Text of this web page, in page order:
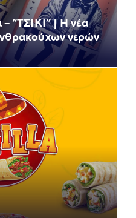
“ΤΣΙΚΙ” | Η νέα
νερών